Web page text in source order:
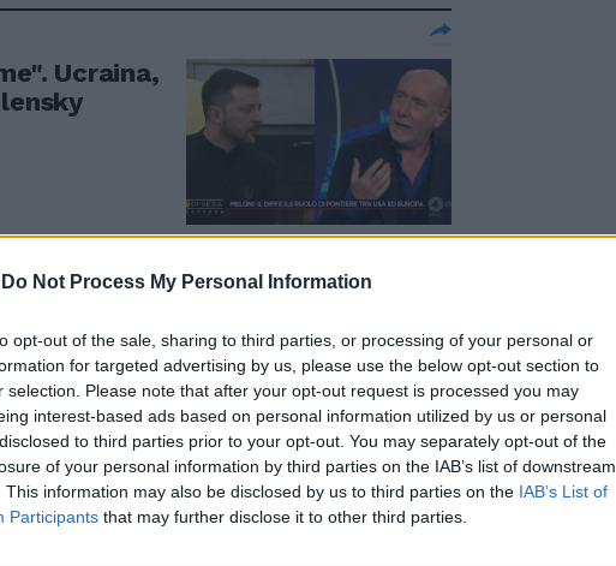
Do Not Process My Personal Information
opt-out of the sale, sharing to third parties, or processing of your personal or
for targeted advertising by us, please use the below opt-out section to
selection. Please note that after your opt-out request is processed you may
interest-based ads based on personal information utilized by us or personal
to third parties prior to your opt-out. You may separately opt-out of the
of your personal information by third parties on the IAB’s list of downstream
This information may also be disclosed by us to third parties on the IAB’s List of
Participants that may further disclose it to other third parties.
Ucraina,
di Trump